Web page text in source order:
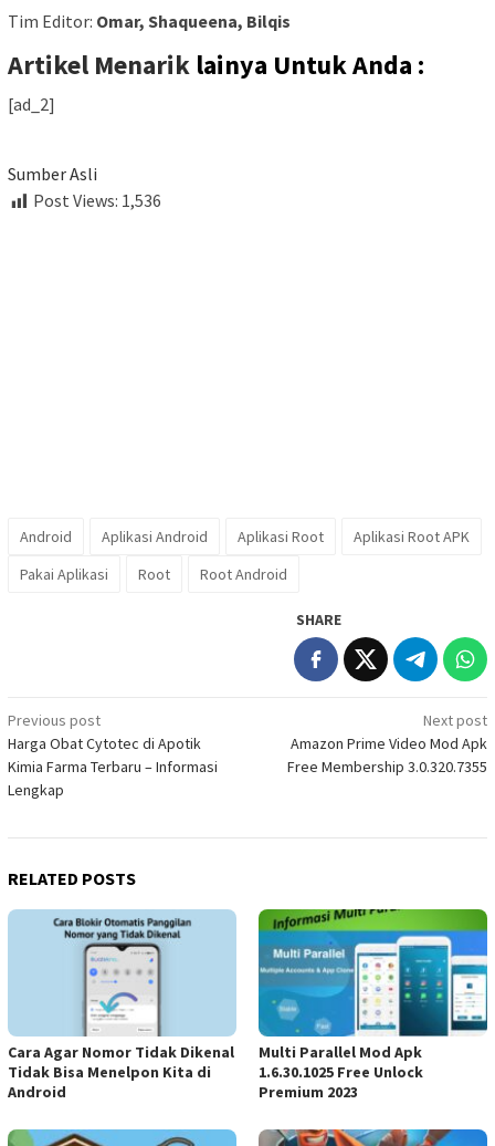
Tim Editor: Omar, Shaqueena, Bilqis
Artikel Menarik lainya Untuk Anda :
[ad_2]
Sumber Asli
Post Views: 1,536
Android Aplikasi Android Aplikasi Root
Aplikasi Root APK
Pakai Aplikasi
Root Root Android
SHARE
Post
navigation
Previous post
Harga Obat Cytotec di Apotik
Kimia Farma Terbaru – Informasi
Lengkap
Next post
Amazon Prime Video Mod Apk
Free Membership 3.0.320.7355
RELATED POSTS
Cara Agar Nomor Tidak Dikenal
Tidak Bisa Menelpon Kita di
Android
Multi Parallel Mod Apk
1.6.30.1025 Free Unlock
Premium 2023